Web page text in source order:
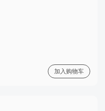
加入购物车